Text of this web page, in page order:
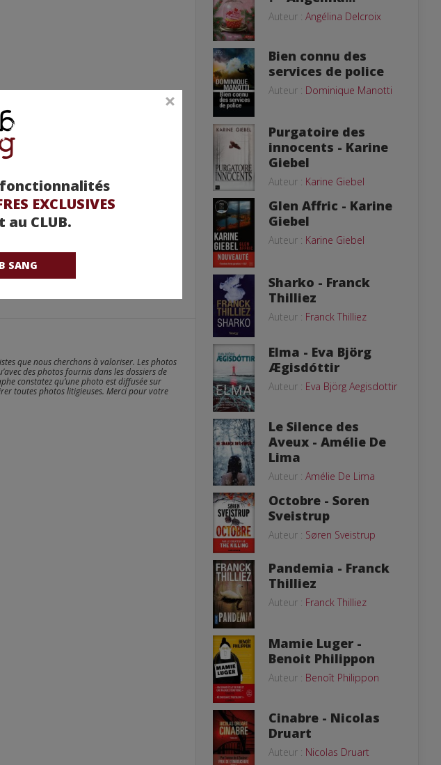
EXCLUSIVES
CLUB.
SANG
que nous cherchons à valoriser. Les photos
des photos fournis dans les dossiers de
constatez qu’une photo est diffusée sur
toutes photos litigieuses. Merci pour votre
Auteur : Angélina Delcroix
Bien connu des
services de police
Auteur : Dominique Manotti
Purgatoire des
innocents - Karine
Giebel
Auteur : Karine Giebel
Glen Affric - Karine
Giebel
Auteur : Karine Giebel
Sharko - Franck
Thilliez
Auteur : Franck Thilliez
Elma - Eva Björg
Ægisdóttir
Auteur : Eva Björg Aegisdottir
Le Silence des
Aveux - Amélie De
Lima
Auteur : Amélie De Lima
Octobre - Soren
Sveistrup
Auteur : Søren Sveistrup
Pandemia - Franck
Thilliez
Auteur : Franck Thilliez
Mamie Luger -
Benoit Philippon
Auteur : Benoît Philippon
Cinabre - Nicolas
Druart
Auteur : Nicolas Druart